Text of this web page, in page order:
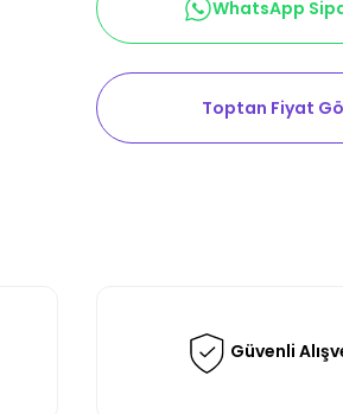
WhatsApp
Toptan Fiyat
Güvenli